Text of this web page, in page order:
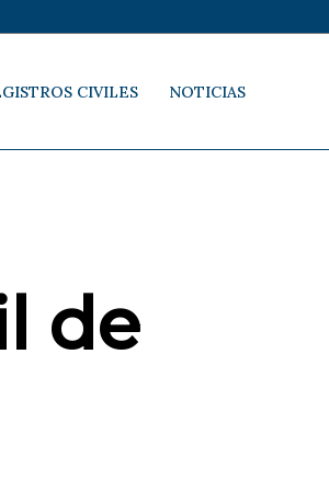
CIVILES NOTICIAS
de